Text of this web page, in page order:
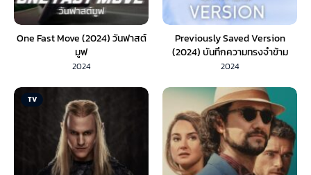
One Fast Move (2024) วันฟาสต์
มูฟ
2024
Previously Saved Version
(2024) บันทึกความทรงจำข้าม
ดวงดาว (พากย์ไทย)
2024
TV